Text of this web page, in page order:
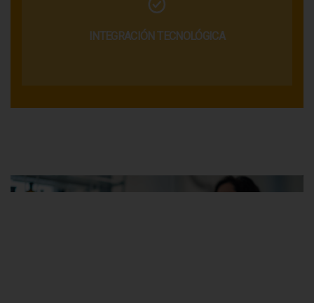
INTEGRACIÓN TECNOLÓGICA